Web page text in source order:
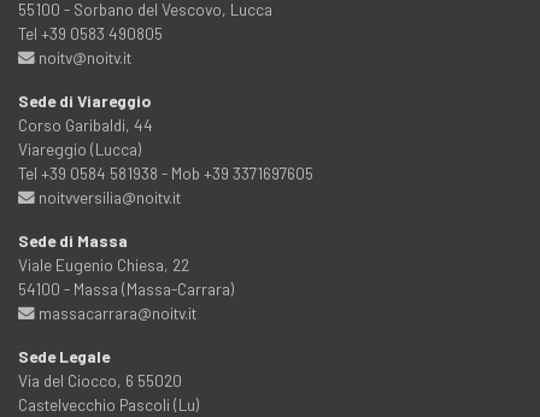
55100 - Sorbano del Vescovo, Lucca
Tel +39 0583 490805
noitv@noitv.it
Sede di Viareggio
Corso Garibaldi, 44
Viareggio (Lucca)
Tel +39 0584 581938 - Mob +39 3371697605
noitvversilia@noitv.it
Sede di Massa
Viale Eugenio Chiesa, 22
54100 - Massa (Massa-Carrara)
massacarrara@noitv.it
Sede Legale
Via del Ciocco, 6 55020
Castelvecchio Pascoli (Lu)